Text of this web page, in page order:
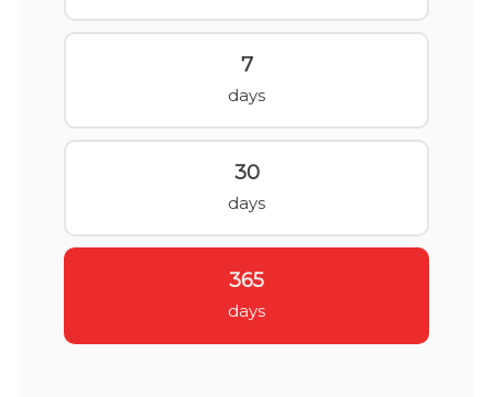
7
days
30
days
365
days